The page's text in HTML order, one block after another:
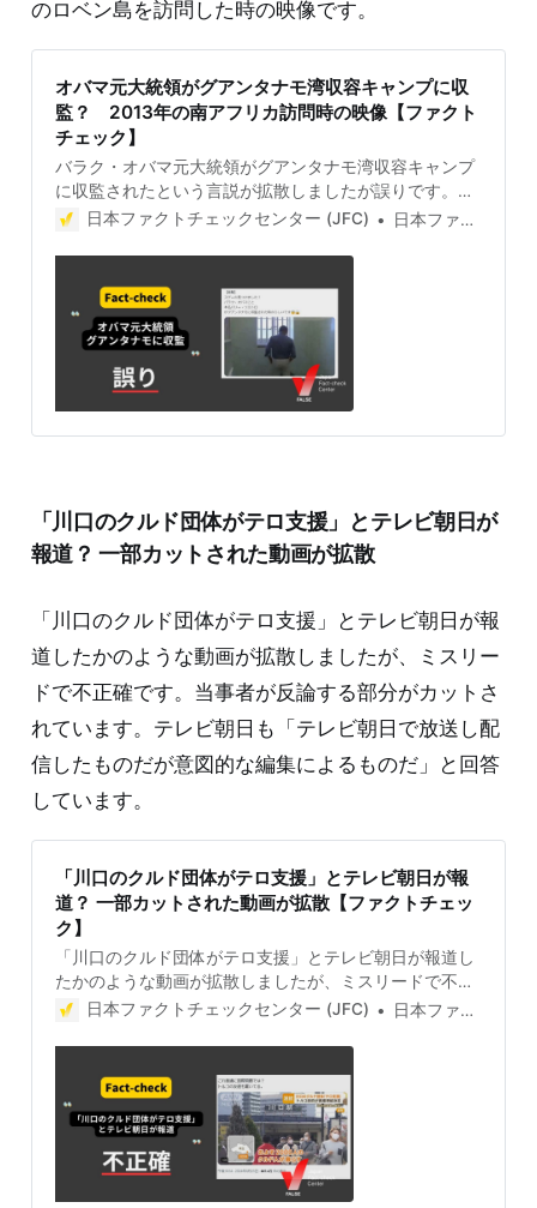
のロベン島を訪問した時の映像です。
オバマ元大統領がグアンタナモ湾収容キャンプに収
監？ 2013年の南アフリカ訪問時の映像【ファクト
チェック】
バラク・オバマ元大統領がグアンタナモ湾収容キャンプ
に収監されたという言説が拡散しましたが誤りです。映
像は2013年にオバマ氏が南アフリカ共和国のロベン島を
バマ氏が鉄格子の前に立つ映像と共に「バラク・オバマ
こと本名バリー・ソエトロがグアンタナモに収監された
時のらしい」という言説が拡散した。 2024年8月27日
現在、この投稿は1000件以上リポストされ表示回数は
720万回を超える。投稿について「衝撃すぎる」「マジ
か」というコメントの一方で「明らかに見学」という指
摘もある。 検証過程 グアンタナモ湾収容キャンプとは
掲げていたが、現在のところ果たされていない(「The
Symbol of US Abuse in the Global War on Terror」
日本ファクトチェックセンター (JFC) 日本ファクトチェックセンター(JFC)
「川口のクルド団体がテロ支援」とテレビ朝日が
報道？ 一部カットされた動画が拡散
「川口のクルド団体がテロ支援」とテレビ朝日が報
道したかのような動画が拡散しましたが、ミスリー
ドで不正確です。当事者が反論する部分がカットさ
れています。テレビ朝日も「テレビ朝日で放送し配
信したものだが意図的な編集によるものだ」と回答
しています。
「川口のクルド団体がテロ支援」とテレビ朝日が報
道？ 一部カットされた動画が拡散【ファクトチェッ
ク】
「川口のクルド団体がテロ支援」とテレビ朝日が報道し
たかのような動画が拡散しましたが、ミスリードで不正
確です。当事者が反論する部分がカットされています。
図的な編集によるものだ」と回答しています。 検証対象
2024年8月25日、「これ普通に国際問題では？トルコの
友達も驚いてる」との投稿がX（旧Twitter）で拡散し
た。 投稿には「ANN NEWS」の字幕が入ったニュース
と思われる1分13秒の動画が添付されている。動画には
「川口のクルド団体『テロ支援』トルコ政府が資産凍結
決定」「クルド人2000人住む川口市 『対応できない』
日本ファクトチェックセンター (JFC) 日本ファクトチェックセンター(JFC)